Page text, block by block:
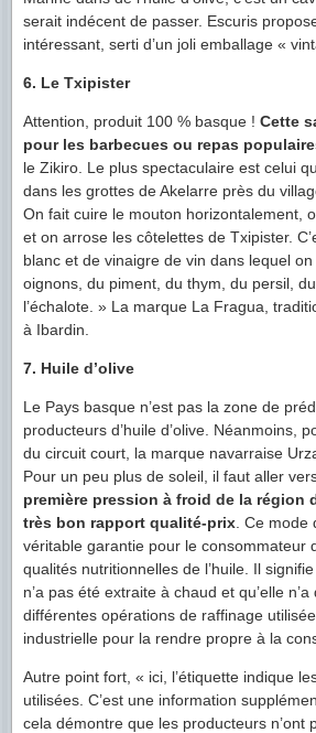
serait indécent de passer. Escuris
intéressant, serti d’un joli emballage «
6. Le Txipister
Attention, produit 100 % basque ! Cette
pour les barbecues ou repas
le Zikiro. Le plus spectaculaire est celui
dans les grottes de Akelarre près du
On fait cuire le mouton horizontalement,
et on arrose les côtelettes de Txipister.
blanc et de vinaigre de vin dans lequel
oignons, du piment, du thym, du persil,
l’échalote. » La marque La Fragua,
à Ibardin.
7. Huile d’olive
Le Pays basque n’est pas la zone de
producteurs d’huile d’olive. Néanmoins,
du circuit court, la marque navarraise
Pour un peu plus de soleil, il faut aller vers
première pression à froid de la région
très bon rapport qualité-prix . Ce
véritable garantie pour le consommateur
qualités nutritionnelles de l’huile. Il
n’a pas été extraite à chaud et qu’elle
différentes opérations de raffinage
industrielle pour la rendre propre à la
Autre point fort, « ici, l’étiquette indique
utilisées. C’est une information
cela démontre que les producteurs n’ont